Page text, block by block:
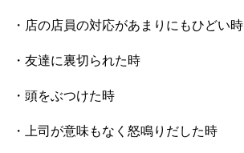
・店の店員の対応があまりにもひどい時
・友達に裏切られた時
・頭をぶつけた時
・上司が意味もなく怒鳴りだした時